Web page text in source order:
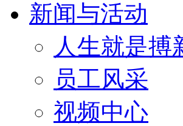
新闻与活动
人生就是搏
员工风采
视频中心